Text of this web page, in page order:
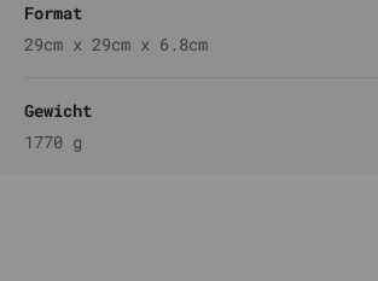
Format
29cm x 29cm x 6.8cm
Gewicht
1770 g